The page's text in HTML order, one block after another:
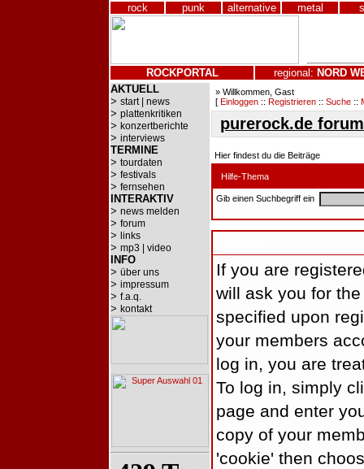
rock punk alternative metal
ROCKPORTAL regional: NORD
AKTUELL
> start | news
> plattenkritiken
> konzertberichte
> interviews
TERMINE
> tourdaten
> festivals
> fernsehen
INTERAKTIV
> news melden
> forum
> links
> mp3 | video
INFO
> über uns
> impressum
> f.a.q.
> kontakt
» Willkommen, Gast
[ Einloggen :: Registrieren :: Suche ::
purerock.de forum
Hier findest du die Beiträge
Hilfe-Thema
Gib einen Suchbegriff ein
If you are
will ask you for
specified upon
your members
log in, you are
To log in, simply
page and enter
copy of your
'cookie' then